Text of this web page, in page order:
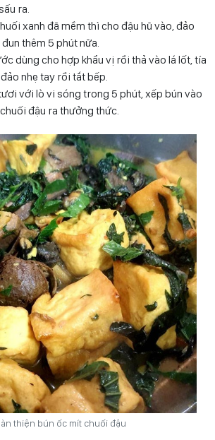
ra.
xanh đã mềm thì cho đậu hũ vào, đảo
thêm 5 phút nữa.
dùng cho hợp khẩu vị rồi thả vào lá lốt, tía
nhẹ tay rồi tắt bếp.
với lò vi sóng trong 5 phút, xếp bún vào
đậu ra thưởng thức.
thiện bún ốc mít chuối đậu